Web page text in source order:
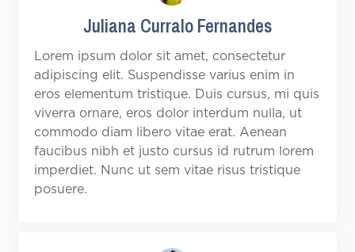
Juliana Curralo Fernandes
Lorem ipsum dolor sit amet, consectetur
adipiscing elit. Suspendisse varius enim in
eros elementum tristique. Duis cursus, mi quis
viverra ornare, eros dolor interdum nulla, ut
commodo diam libero vitae erat. Aenean
faucibus nibh et justo cursus id rutrum lorem
imperdiet. Nunc ut sem vitae risus tristique
posuere.